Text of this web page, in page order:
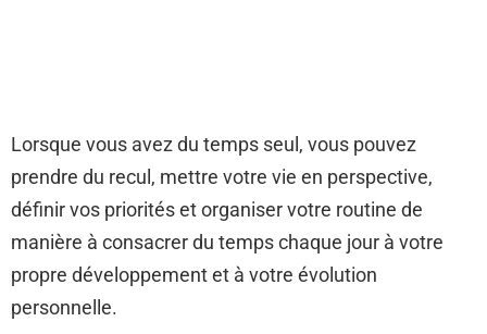
Lorsque vous avez du temps seul, vous pouvez
prendre du recul, mettre votre vie en perspective,
définir vos priorités et organiser votre routine de
manière à consacrer du temps chaque jour à votre
propre développement et à votre évolution
personnelle.